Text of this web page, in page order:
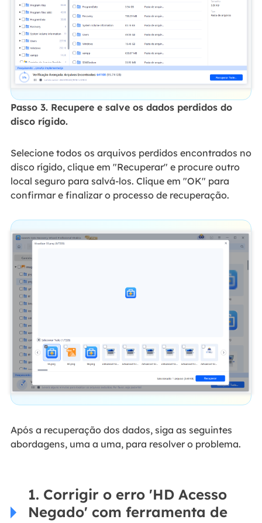
Passo 3. Recupere e salve os dados perdidos do
disco rígido.
Selecione todos os arquivos perdidos encontrados no
disco rígido, clique em "Recuperar" e procure outro
local seguro para salvá-los. Clique em "OK" para
confirmar e finalizar o processo de recuperação.
Após a recuperação dos dados, siga as seguintes
abordagens, uma a uma, para resolver o problema.
1. Corrigir o erro 'HD Acesso
Negado' com ferramenta de